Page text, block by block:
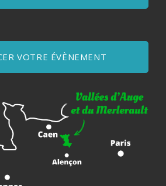
VOTRE ÉVÈNEMENT